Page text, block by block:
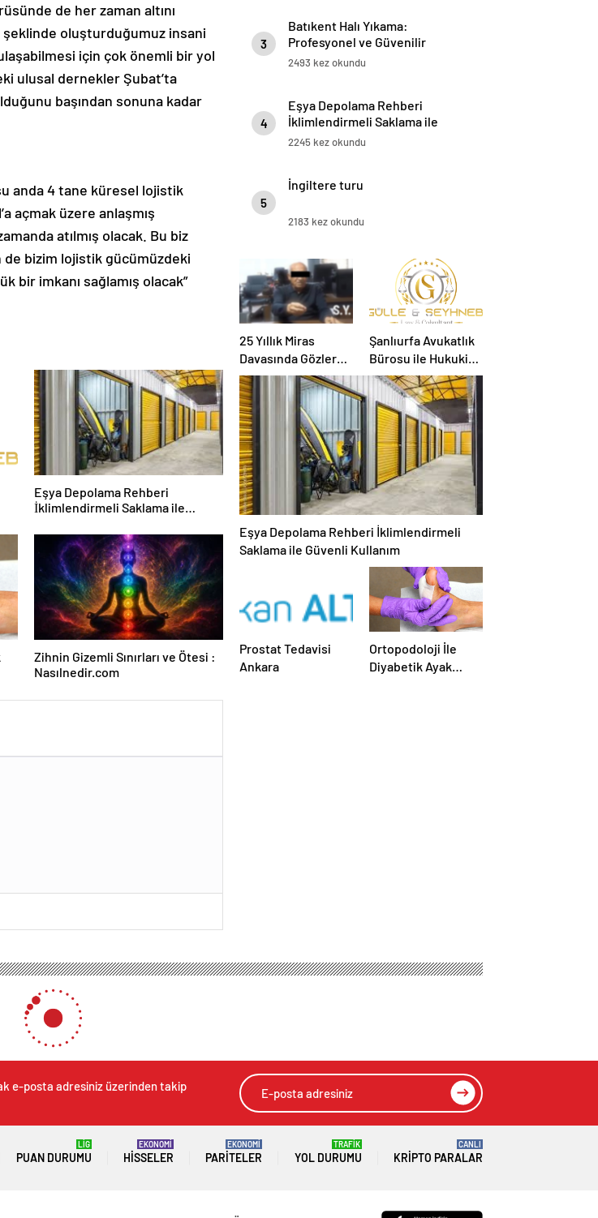
de her zaman altını
şeklinde oluşturduğumuz insani
için çok önemli bir yol
ulusal dernekler Şubat’ta
başından sonuna kadar
anda 4 tane küresel lojistik
açmak üzere anlaşmış
atılmış olacak. Bu biz
de bizim lojistik gücümüzdeki
bir imkanı sağlamış olacak”
Eşya Depolama Rehberi
İklimlendirmeli Saklama ile
Zihnin Gizemli Sınırları ve Ötesi :
Nasılnedir.com
3
Batıkent Halı Yıkama:
Profesyonel ve Güvenilir
Hizmetler
2493 kez okundu
4
Eşya Depolama Rehberi
İklimlendirmeli Saklama ile
Güvenli Kullanım
2245 kez okundu
5
İngiltere turu
2183 kez okundu
25 Yıllık Miras
Davasında Gözler
Temmuz Ayındaki
Karar Duruşmasına
Çevrildi
Şanlıurfa Avukatlık
Bürosu ile Hukuki
Süreci Doğru
Yönetin
Eşya Depolama Rehberi İklimlendirmeli
Saklama ile Güvenli Kullanım
Prostat Tedavisi
Ankara
Ortopodoloji İle
Diyabetik Ayak
e-posta adresiniz üzerinden takip
PUAN DURUMU
LİG
HISSELER
EKONOMİ
PARITELER
EKONOMİ
YOL DURUMU
TRAFİK
KRIPTO PARALAR
CANLI